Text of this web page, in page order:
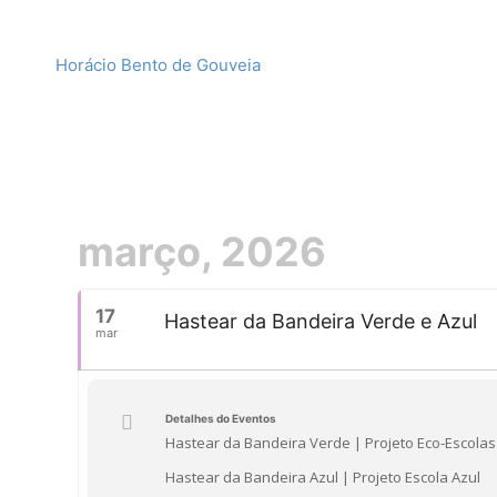
Horácio Bento de Gouveia
março, 2026
17
mar Hastear da Bandeira Verde e Azul
Detalhes do Eventos
Hastear da Bandeira Verde | Projeto Eco-Escolas
Hastear da Bandeira Azul | Projeto Escola Azul